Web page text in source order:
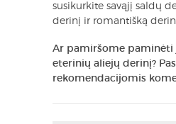
susikurkite savąjį saldų
derinį ir romantišką
Ar pamiršome paminėti
eterinių aliejų derinį?
rekomendacijomis